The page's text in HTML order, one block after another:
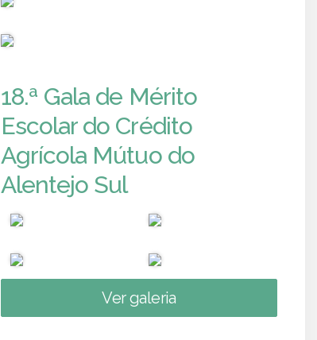
18.ª Gala de Mérito
Escolar do Crédito
Agrícola Mútuo do
Alentejo Sul
Ver galeria